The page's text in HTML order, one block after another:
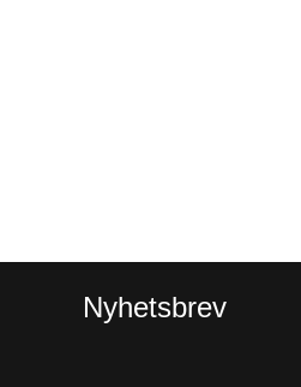
Nyhetsbrev